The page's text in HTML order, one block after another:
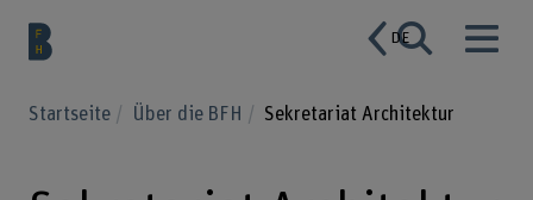
DE
Startseite Über die BFH Sekretariat Architektur